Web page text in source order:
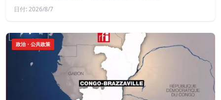
日付: 2026/8/7
政治・公共政策